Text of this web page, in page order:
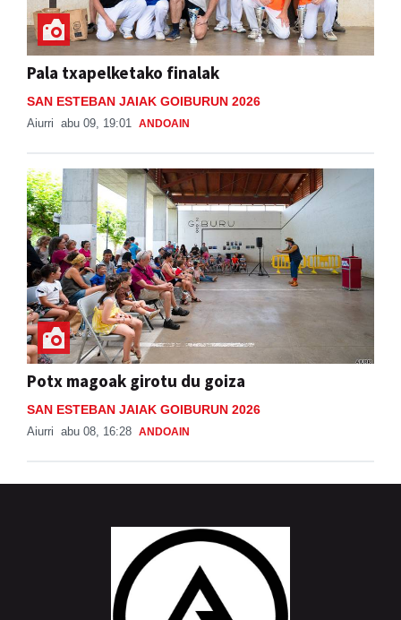
Pala txapelketako finalak
SAN ESTEBAN JAIAK GOIBURUN 2026
Aiurri abu 09, 19:01 ANDOAIN
Potx magoak girotu du goiza
SAN ESTEBAN JAIAK GOIBURUN 2026
Aiurri abu 08, 16:28 ANDOAIN